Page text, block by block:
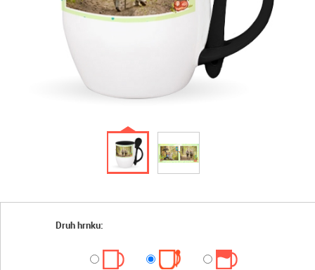
Druh hrnku: